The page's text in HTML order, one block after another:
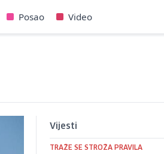
Posao Video
Vijesti
TRAŽE SE STROŽA PRAVILA